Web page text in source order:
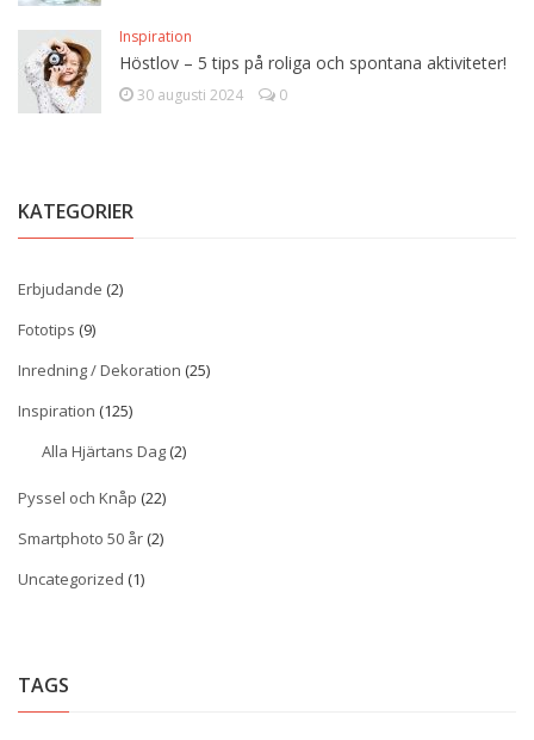
Inspiration
Höstlov – 5 tips på roliga och spontana aktiviteter!
30 augusti 2024 0
KATEGORIER
Erbjudande (2)
Fototips (9)
Inredning / Dekoration (25)
Inspiration (125)
Alla Hjärtans Dag(2)
Pyssel och Knåp (22)
Smartphoto 50 år(2)
Uncategorized (1)
TAGS